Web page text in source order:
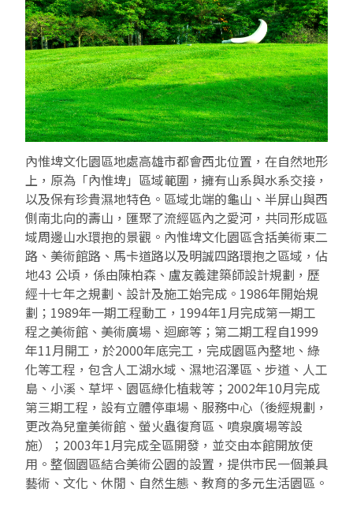
藝術生態園區
兒童美術館
無障礙服務專區
易讀手冊
高美書屋
三秌茶屋
Pasadena
Pinkoi 電商平台
精選典藏
典藏圖檔申請
藝術認證 / 百夜默讀 / 高雄ART青
南島當代記憶工程
視覺藝術影像資料庫
研究出版
系列出版
線上學習
線上書
雄雄藝見你│Podcast
時代之聲│Podcasts
典藏賞析│Podcasts
視覺影像資料庫│影音紀錄
藝術認證│高美館館刊
百夜藝術默讀│典藏閱讀
南島當代記憶工程│資料庫
典藏3D手上Run
線上展覽
珍珠—南方視野的女性藝術
多元史觀特藏室二部曲：南方作為衝撞之所
流於形式—梁任宏個展(1999-2024)
透景線：實境的疊隱與擴張
民・間
2022高雄獎
2021 TAKAO．台客．南方HUE：李俊賢
2021高雄獎
南方作為相遇之所
2019 奔‧月—劉國松
AR/VR體驗
寓懷的行板：劉生容研究展
來自大地的祝福— 2019-2020典藏捐贈展
感知棲所— 關鍵典藏2019-2020
南方作為相遇之所
感動兔 高美特展
感動虎 高美特展
感動牛 高美特展
感動鼠 高美特展
線上學習資源
相遇在南方 - 教/學包
美術資源教室-手作課程
藝術遊戲號
畫想想‧想畫畫
尋寶高雄 - 校園推廣教材
高美館
關於高美館/年報
關於館長
組織職掌
規劃傳承
高美館大事記
兒童美術館
關於兒童美術館
藝術生態園區
高美之友
美術館會員
合作夥伴
EN TW
內惟埤文化園區地處高雄市都會西北位置，在自然地形
上，原為「內惟埤」區域範圍，擁有山系與水系交接，
以及保有珍貴濕地特色。區域北端的龜山、半屏山與西
側南北向的壽山，匯聚了流經區內之愛河，共同形成區
域周邊山水環抱的景觀。內惟埤文化園區含括美術東二
路、美術館路、馬卡道路以及明誠四路環抱之區域，佔
地43 公頃，係由陳柏森、盧友義建築師設計規劃，歷
經十七年之規劃、設計及施工始完成。1986年開始規
劃；1989年一期工程動工，1994年1月完成第一期工
程之美術館、美術廣場、迴廊等；第二期工程自1999
年11月開工，於2000年底完工，完成園區內整地、綠
化等工程，包含人工湖水域、濕地沼澤區、步道、人工
島、小溪、草坪、園區綠化植栽等；2002年10月完成
第三期工程，設有立體停車場、服務中心（後經規劃，
更改為兒童美術館、螢火蟲復育區、噴泉廣場等設
施）；2003年1月完成全區開發，並交由本館開放使
用。整個園區結合美術公園的設置，提供市民一個兼具
藝術、文化、休閒、自然生態、教育的多元生活園區。